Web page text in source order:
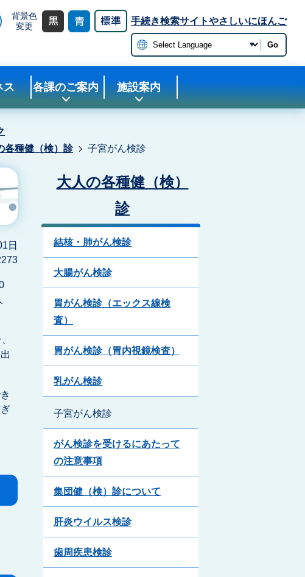
背景色
変更
手続き検索サイトやさしいにほんご
Go
ス 各課のご案内 施設案内
各種健（検）診 子宮がん検診
日
大人の各種健（検）
診
結核・肺がん検診
大腸がん検診
胃がん検診（エックス線検
査）
胃がん検診（胃内視鏡検査）
乳がん検診
子宮がん検診
がん検診を受けるにあたって
の注意事項
集団健（検）診について
肝炎ウイルス検診
歯周疾患検診